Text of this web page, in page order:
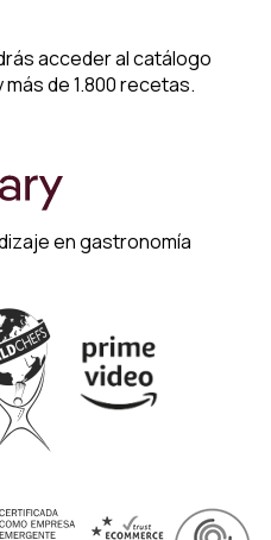
acceder al catálogo
de 1.800 recetas.
en gastronomía